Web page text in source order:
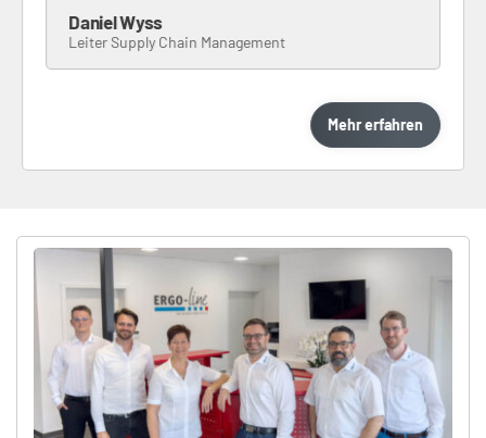
Daniel Wyss
Leiter Supply Chain Management
Mehr erfahren